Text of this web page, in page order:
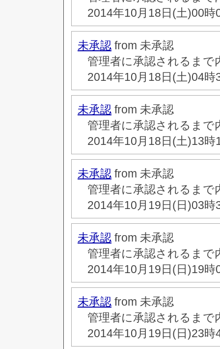
2014年10月18日(土)00時
未承認 from 未承認
管理者に承認されるま
2014年10月18日(土)04時
未承認 from 未承認
管理者に承認されるま
2014年10月18日(土)13時
未承認 from 未承認
管理者に承認されるま
2014年10月19日(日)03時
未承認 from 未承認
管理者に承認されるま
2014年10月19日(日)19時
未承認 from 未承認
管理者に承認されるま
2014年10月19日(日)23時